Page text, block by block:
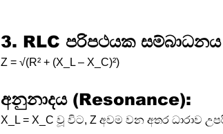
3. RLC පරිපථයක
Z = √(R² + (X_L – X_C)²)
අනුනාදය (Resonance):
X_L = X_C වූ විට, Z අවම වන අතර ධාරාව